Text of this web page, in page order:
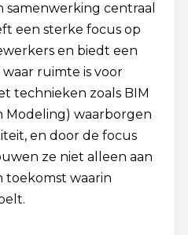
samenwerking centraal
een sterke focus op
en biedt een
ruimte is voor
technieken zoals BIM
Modeling) waarborgen
en door de focus
ze niet alleen aan
toekomst waarin